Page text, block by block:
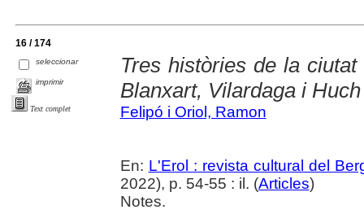
16 / 174
seleccionar
imprimir
Text complet
Tres històries de la
Blanxart, Vilardaga i Huch
Felipó i Oriol, Ramon
En: L'Erol : revista cultural del
2022), p. 54-55 : il. (Articles)
Notes.